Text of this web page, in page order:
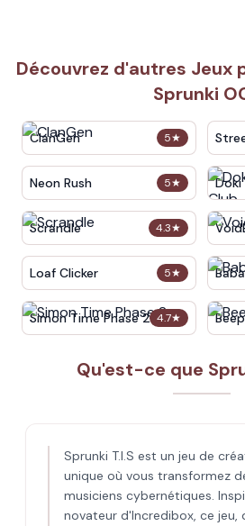
Découvrez d'autres Jeux
Sprunki
5★
ClanGen
5★
Neon Rush
4.3★
Scrandle
5★
Loaf Clicker
4.7★
Simon Time Phase 2
Qu'est-ce que
Sprunki T.I.S est un jeu de
unique où vous transformez
musiciens cybernétiques.
novateur d'Incredibox, ce jeu,